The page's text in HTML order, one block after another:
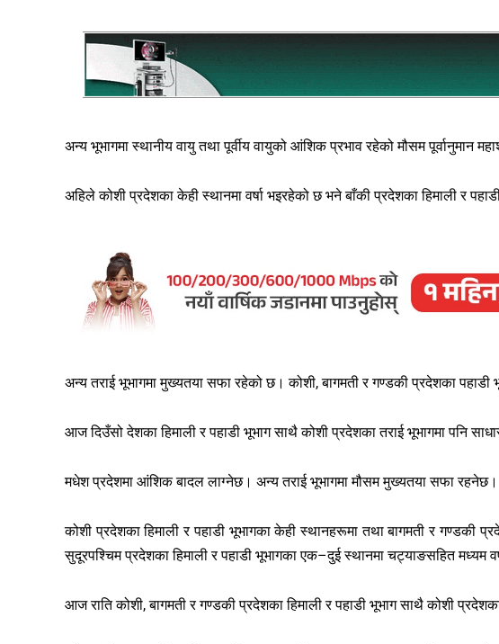
अन्य भूभागमा स्थानीय वायु तथा पूर्वीय वायुको आंशिक प्रभाव रहेको मौसम पूर्वानुमान
अहिले कोशी प्रदेशका केही स्थानमा वर्षा भइरहेको छ भने बाँकी प्रदेशका हिमाली र
अन्य तराई भूभागमा मुख्यतया सफा रहेको छ। कोशी, बागमती र गण्डकी प्रदेशका पहाडी
आज दिउँसो देशका हिमाली र पहाडी भूभाग साथै कोशी प्रदेशका तराई भूभागमा पनि
मधेश प्रदेशमा आंशिक बादल लाग्नेछ। अन्य तराई भूभागमा मौसम मुख्यतया सफा रहनेछ।
कोशी प्रदेशका हिमाली र पहाडी भूभागका केही स्थानहरूमा तथा बागमती र गण्डकी
सुदूरपश्चिम प्रदेशका हिमाली र पहाडी भूभागका एक–दुई स्थानमा चट्याङसहित मध्यम
आज राति कोशी, बागमती र गण्डकी प्रदेशका हिमाली र पहाडी भूभाग साथै कोशी